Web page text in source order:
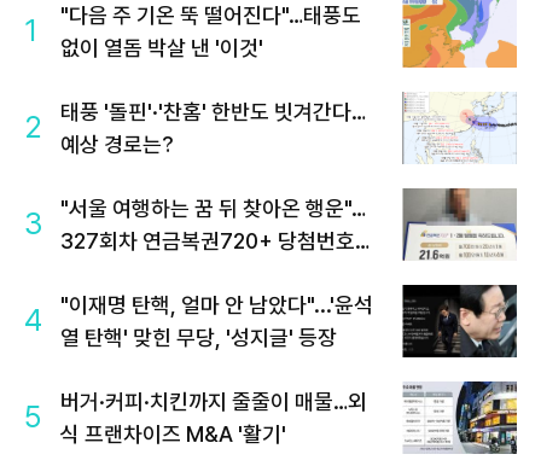
1
"다음 주 기온 뚝 떨어진다"…태풍도
없이 열돔 박살 낸 '이것'
2
태풍 '돌핀'·'찬홈' 한반도 빗겨간다…
예상 경로는?
3
"서울 여행하는 꿈 뒤 찾아온 행운"…
327회차 연금복권720+ 당첨번호조
4
"이재명 탄핵, 얼마 안 남았다"...'윤석
열 탄핵' 맞힌 무당, '성지글' 등장
5
버거·커피·치킨까지 줄줄이 매물…외
식 프랜차이즈 M&A '활기'